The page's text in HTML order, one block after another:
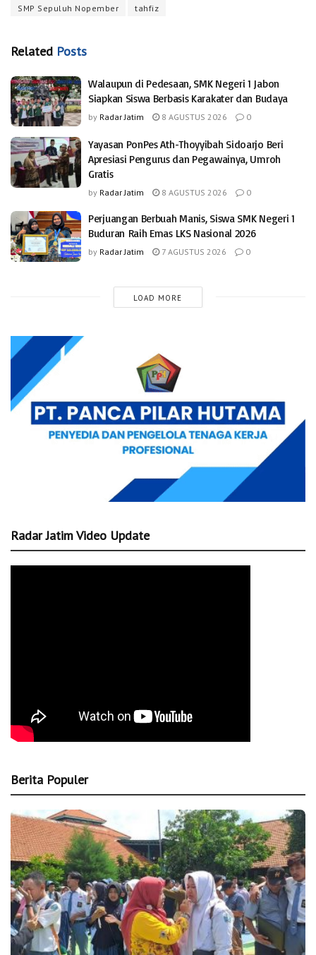
SMP Sepuluh Nopember tahfiz
Related Posts
Walaupun di Pedesaan, SMK Negeri 1 Jabon
Siapkan Siswa Berbasis Karakater dan Budaya
by Radar Jatim 8 AGUSTUS 2026 0
Yayasan PonPes Ath-Thoyyibah Sidoarjo Beri
Apresiasi Pengurus dan Pegawainya, Umroh
Gratis
by Radar Jatim 8 AGUSTUS 2026 0
Perjuangan Berbuah Manis, Siswa SMK Negeri 1
Buduran Raih Emas LKS Nasional 2026
by Radar Jatim 7 AGUSTUS 2026 0
LOAD MORE
Radar Jatim Video Update
Berita Populer